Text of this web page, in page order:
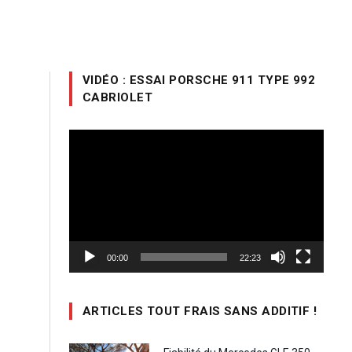
VIDÉO : ESSAI PORSCHE 911 TYPE 992
CABRIOLET
00:00 22:23
ARTICLES TOUT FRAIS SANS ADDITIF !